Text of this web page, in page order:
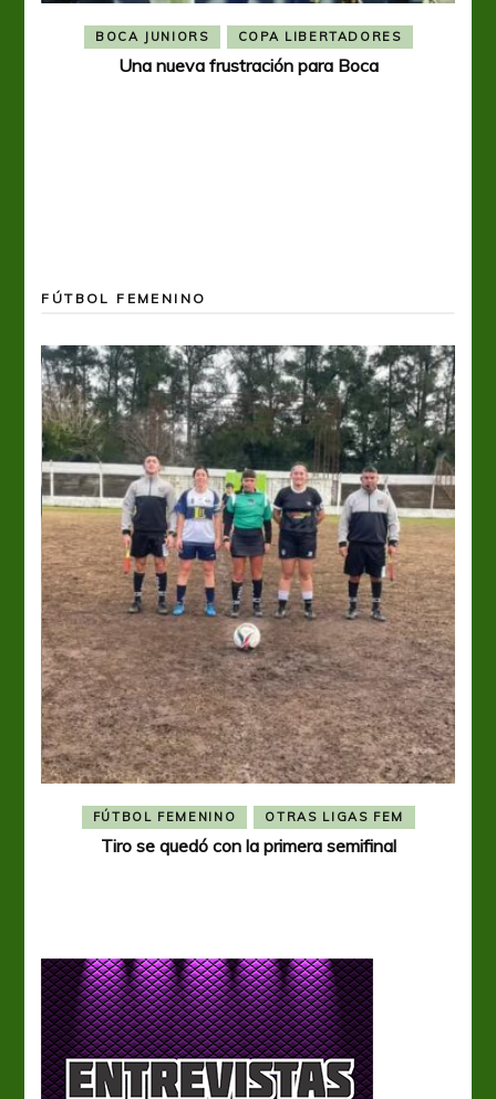
BOCA JUNIORS COPA LIBERTADORES
Una nueva frustración para Boca
FÚTBOL FEMENINO
FÚTBOL FEMENINO OTRAS LIGAS FEM
Tiro se quedó con la primera semifinal